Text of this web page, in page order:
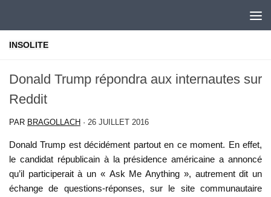
INSOLITE
Donald Trump répondra aux internautes sur
Reddit
PAR BRAGOLLACH · 26 JUILLET 2016
Donald Trump est décidément partout en ce moment. En effet,
le candidat républicain à la présidence américaine a annoncé
qu’il participerait à un « Ask Me Anything », autrement dit un
échange de questions-réponses, sur le site communautaire